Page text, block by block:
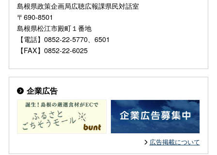
島根県政策企画局広聴広報課県民対話室
〒690-8501
島根県松江市殿町１番地
【電話】0852-22-5770、6501
【FAX】0852-22-6025
企業広告
広告掲載について